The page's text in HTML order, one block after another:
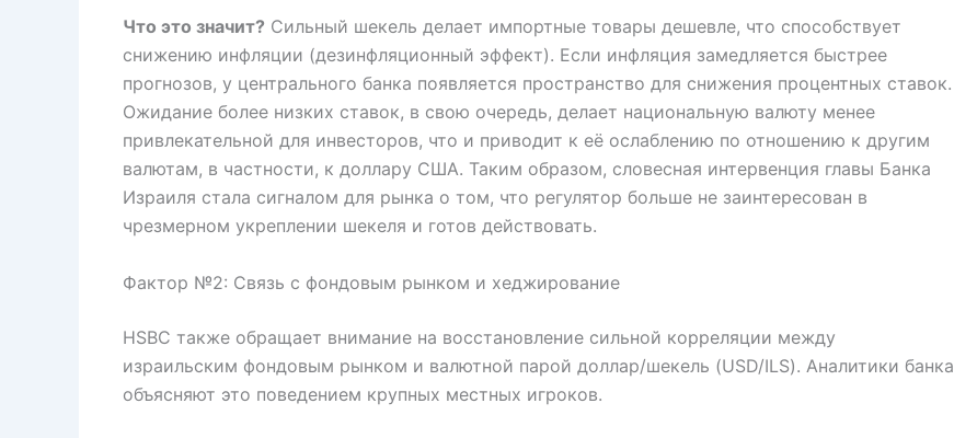
Что это значит? Сильный шекель делает импортные товары дешевле, что способствует
снижению инфляции (дезинфляционный эффект). Если инфляция замедляется быстрее
прогнозов, у центрального банка появляется пространство для снижения процентных ставок.
Ожидание более низких ставок, в свою очередь, делает национальную валюту менее
привлекательной для инвесторов, что и приводит к её ослаблению по отношению к другим
валютам, в частности, к доллару США. Таким образом, словесная интервенция главы Банка
Израиля стала сигналом для рынка о том, что регулятор больше не заинтересован в
чрезмерном укреплении шекеля и готов действовать.
Фактор №2: Связь с фондовым рынком и хеджирование
HSBC также обращает внимание на восстановление сильной корреляции между
израильским фондовым рынком и валютной парой доллар/шекель (USD/ILS). Аналитики банка
объясняют это поведением крупных местных игроков.